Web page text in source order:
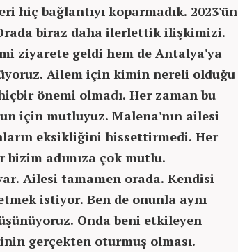
hiç bağlantıyı koparmadık. 2023'ün
biraz daha ilerlettik ilişkimizi.
ziyarete geldi hem de Antalya'ya
Ailem için kimin nereli olduğu
önemi olmadı. Her zaman bu
için mutluyuz. Malena'nın ailesi
eksikliğini hissettirmedi. Her
bizim adımıza çok mutlu.
Ailesi tamamen orada. Kendisi
istiyor. Ben de onunla aynı
Onda beni etkileyen
gerçekten oturmuş olması.